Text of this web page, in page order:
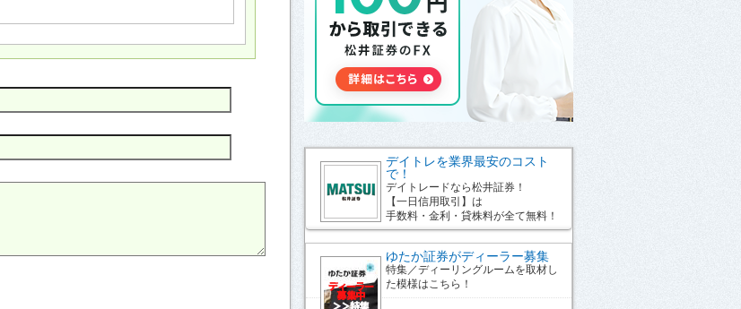
デイトレを業界最安のコスト
で！
デイトレードなら松井証券！
【一日信用取引】は
手数料・金利・貸株料が全て無料！
ゆたか証券がディーラー募集
特集／ディーリングルームを取材し
た模様はこちら！